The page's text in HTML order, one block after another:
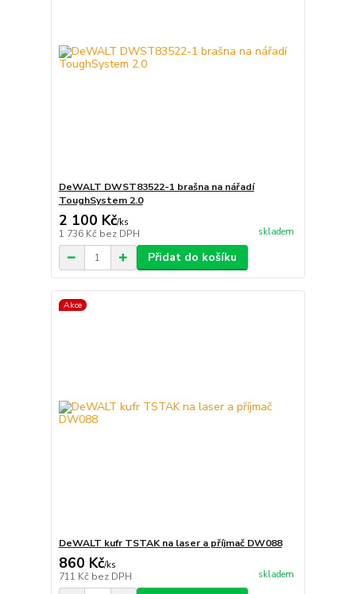
DeWALT DWST83522-1 brašna na nářadí
ToughSystem 2.0
2 100 Kč/ks
1 736 Kč bez DPH skladem
Přidat do košíku
Akce
DeWALT kufr TSTAK na laser a příjmač DW088
860 Kč/ks
711 Kč bez DPH skladem